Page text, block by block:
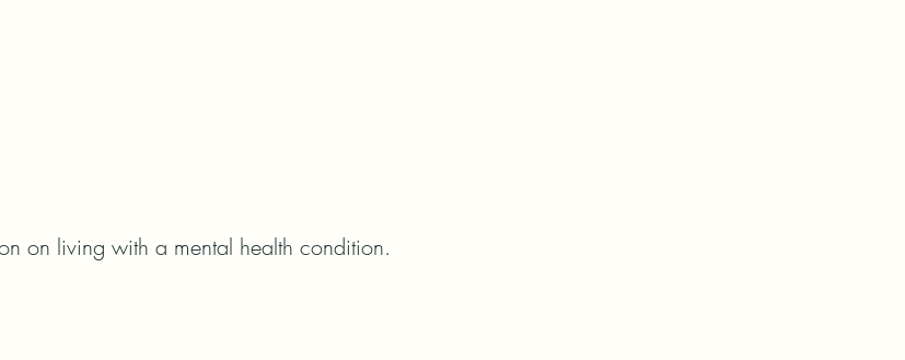
on living with a mental health condition.